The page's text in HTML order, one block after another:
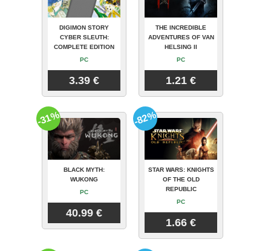
DIGIMON STORY
CYBER SLEUTH:
COMPLETE EDITION
PC
3.39 €
THE INCREDIBLE
ADVENTURES OF VAN
HELSING II
PC
1.21 €
BLACK MYTH:
WUKONG
PC
40.99 €
-31%
STAR WARS: KNIGHTS
OF THE OLD
REPUBLIC
PC
1.66 €
-82%